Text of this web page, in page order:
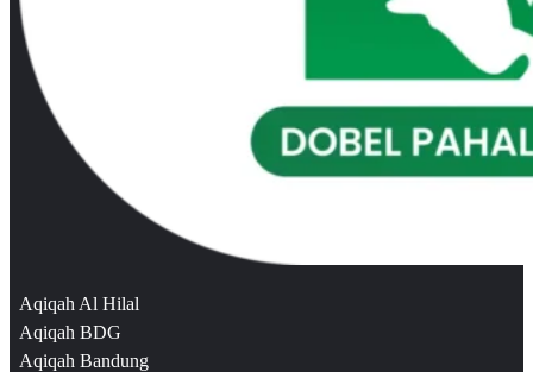
Aqiqah Al Hilal
Aqiqah BDG
Aqiqah Bandung